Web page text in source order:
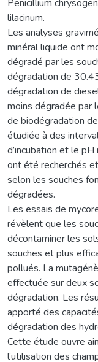
Penicillium
lilacinum.
Les analyses
minéral liquide ont
dégradé par les
dégradation de
dégradation de
moins dégradée par
de biodégradation
étudiée à des
d’incubation et le
ont été recherchés
selon les souches
dégradées.
Les essais de
révèlent que les
décontaminer les
souches et plus
pollués. La
effectuée sur deux
dégradation. Les
apporté des
dégradation des
Cette étude ouvre
l’utilisation des